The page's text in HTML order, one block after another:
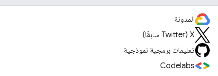
المدونة
‫X ‏(Twitter سابقًا)
تعليمات برمجية نموذجية
Codelabs